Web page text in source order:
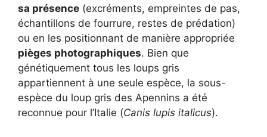
sa présence (excréments, empreintes de pas,
échantillons de fourrure, restes de prédation)
ou en les positionnant de manière appropriée
pièges photographiques. Bien que
génétiquement tous les loups gris
appartiennent à une seule espèce, la sous-
espèce du loup gris des Apennins a été
reconnue pour l’Italie (Canis lupis italicus).